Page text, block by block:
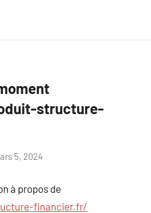
structure-
5, 2024
à propos de
financier.fr/